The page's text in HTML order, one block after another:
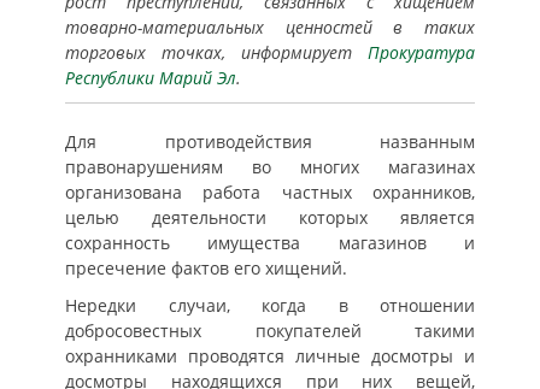
товарно-материальных ценностей в таких
торговых точках, информирует Прокуратура
Республики Марий Эл.
Для противодействия названным
правонарушениям во многих магазинах
организована работа частных охранников,
целью деятельности которых является
сохранность имущества магазинов и
пресечение фактов его хищений.
Нередки случаи, когда в отношении
добросовестных покупателей такими
охранниками проводятся личные досмотры и
досмотры находящихся при них вещей,